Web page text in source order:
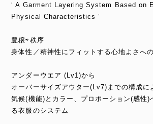
‘ A Garment Layering System Based on
Physical Characteristics ’
豊穣⇨秩序
身体性／精神性にフィットする心地よさへ
アンダーウエア (Lv1)から
オーバーサイズアウター(Lv7)までの構成に
気候(機能)とカラー、プロポーション(感性)
る衣服のシステム